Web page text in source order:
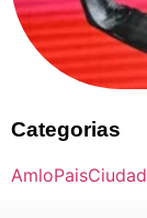
Categorias
AmloPaisCiudad